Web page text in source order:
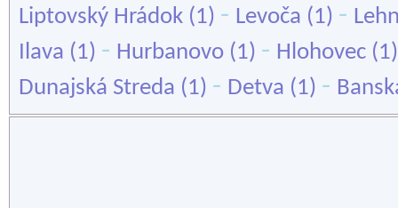
Liptovský Hrádok (1) - Levoča (1) -
Ilava (1) - Hurbanovo (1) - Hlohovec
Dunajská Streda (1) - Detva (1) -